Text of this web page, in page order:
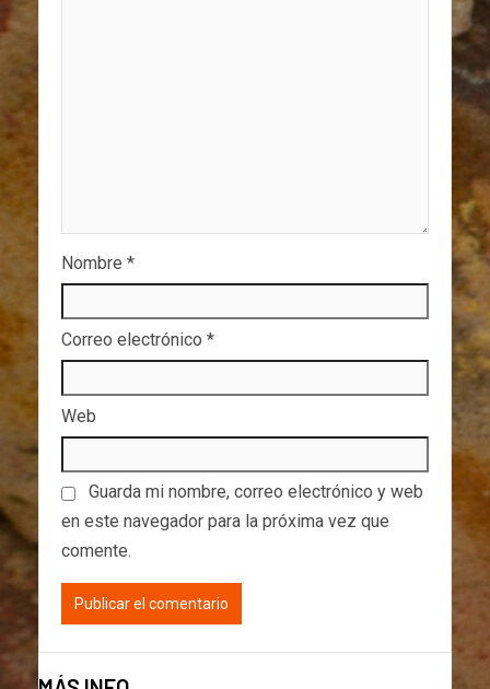
Nombre *
Correo electrónico *
Web
Guarda mi nombre, correo electrónico y web
en este navegador para la próxima vez que
comente.